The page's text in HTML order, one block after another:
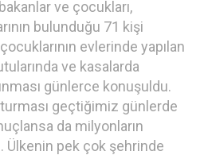
ve çocukları,
bulunduğu 71 kişi
evlerinde yapılan
ve kasalarda
günlerce konuşuldu.
geçtiğimiz günlerde
da milyonların
Ülkenin pek çok şehrinde